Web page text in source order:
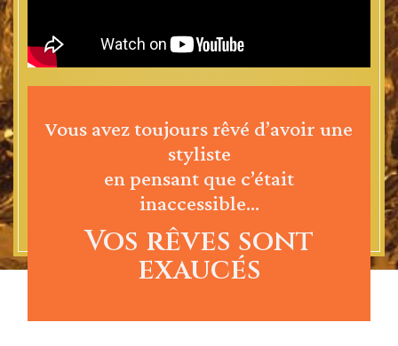
Vous avez toujours rêvé d’avoir une
styliste
en pensant que c’était
inaccessible…
Vos rêves sont
exaucés